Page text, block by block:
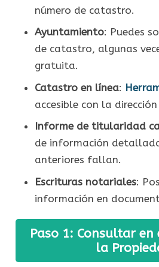
número de catastro.
Ayuntamiento: Puedes
de catastro, algunas
gratuita.
Catastro en línea:
accesible con la
Informe de titularidad
de información
anteriores fallan.
Escrituras notariales:
información en
Paso 1: Consultar en
la